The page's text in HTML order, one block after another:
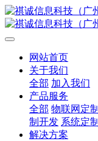
网站首页
关于我们
全部 加入我们
产品服务
全部 物联网定
制开发 系统定
解决方案